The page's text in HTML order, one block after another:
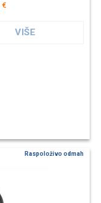
€
VIŠE
Raspoloživo odmah